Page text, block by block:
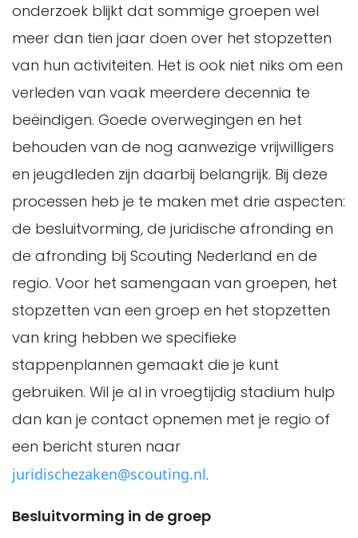
onderzoek blijkt dat sommige groepen wel
meer dan tien jaar doen over het stopzetten
van hun activiteiten. Het is ook niet niks om een
verleden van vaak meerdere decennia te
beëindigen. Goede overwegingen en het
behouden van de nog aanwezige vrijwilligers
en jeugdleden zijn daarbij belangrijk. Bij deze
processen heb je te maken met drie aspecten:
de besluitvorming, de juridische afronding en
de afronding bij Scouting Nederland en de
regio. Voor het samengaan van groepen, het
stopzetten van een groep en het stopzetten
van kring hebben we specifieke
stappenplannen gemaakt die je kunt
gebruiken. Wil je al in vroegtijdig stadium hulp
dan kan je contact opnemen met je regio of
een bericht sturen naar
juridischezaken@scouting.nl.
Besluitvorming in de groep